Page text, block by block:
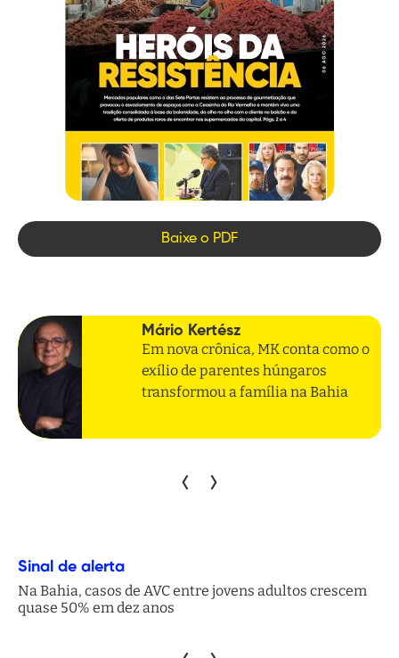
Baixe o PDF
Mário Kertész
Em nova crônica, MK conta como o
exílio de parentes húngaros
transformou a família na Bahia
Sinal de alerta
Na Bahia, casos de AVC entre jovens adultos crescem
quase 50% em dez anos